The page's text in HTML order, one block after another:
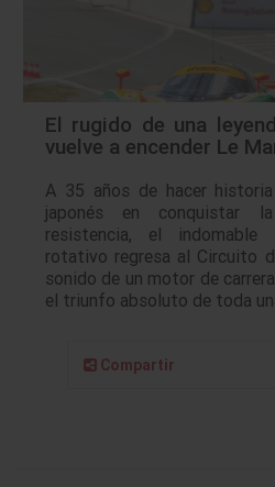
El rugido de una
vuelve a encender Le
A 35 años de hacer
japonés en conquistar
resistencia, el
rotativo regresa al Circuito
sonido de un motor de
el triunfo absoluto de toda
Compartir